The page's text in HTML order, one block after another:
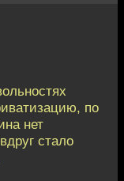
по
нет
стало